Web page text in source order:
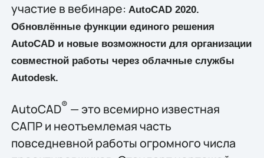
участие в вебинаре: AutoCAD2020.
Обновлённые функции единого решения
AutoCADи новые возможности для организации
совместной работы через облачные службы
Autodesk.
AutoCAD® — это всемирно известная
САПР и неотъемлемая часть
повседневной работы огромного числа